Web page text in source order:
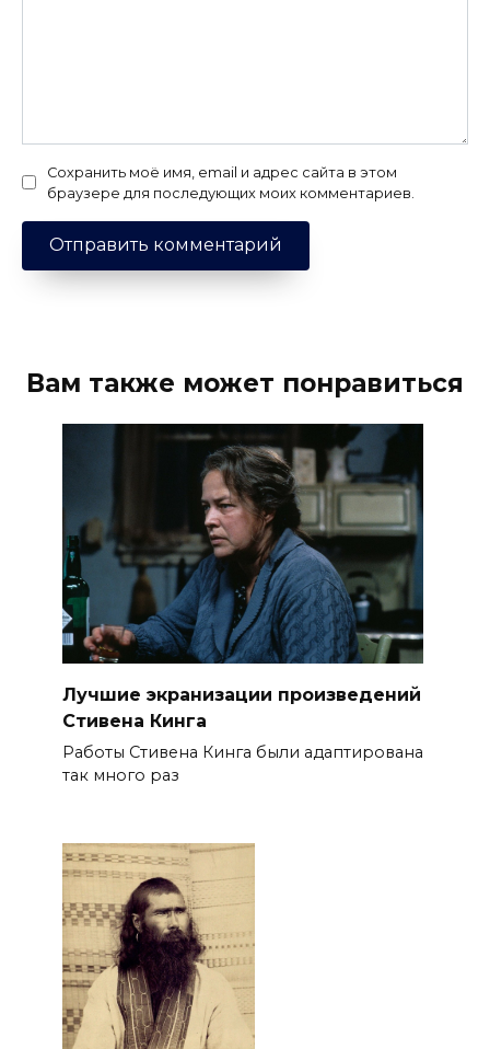
Сохранить моё имя, email и адрес сайта в этом
браузере для последующих моих комментариев.
Вам также может понравиться
Лучшие экранизации произведений
Стивена Кинга
Работы Стивена Кинга были адаптирована
так много раз